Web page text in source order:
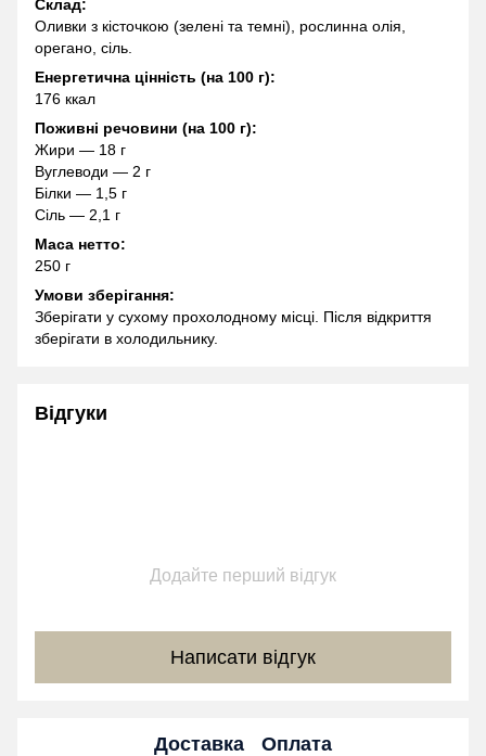
Склад:
Оливки з кісточкою (зелені та темні), рослинна олія,
орегано, сіль.
Енергетична цінність (на 100 г):
176 ккал
Поживні речовини (на 100 г):
Жири — 18 г
Вуглеводи — 2 г
Білки — 1,5 г
Сіль — 2,1 г
Маса нетто:
250 г
Умови зберігання:
Зберігати у сухому прохолодному місці. Після відкриття
зберігати в холодильнику.
Відгуки
Додайте перший відгук
Написати відгук
Доставка Оплата